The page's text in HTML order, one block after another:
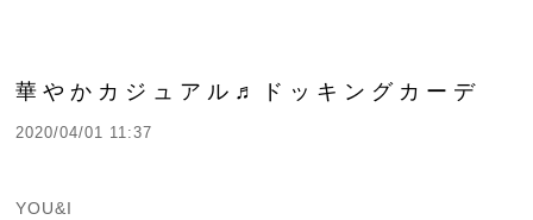
華やかカジュアル♬ドッキングカーデ
2020/04/01 11:37
YOU&I